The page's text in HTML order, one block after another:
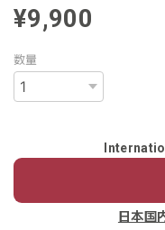
¥9,900
数量
日本国